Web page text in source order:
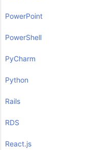
PowerPoint
PowerShell
PyCharm
Python
Rails
RDS
React.js